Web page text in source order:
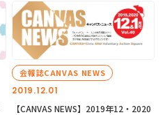
2019.12.01
会報誌CANVAS NEWS
【CANVAS NEWS】2019年12・2020